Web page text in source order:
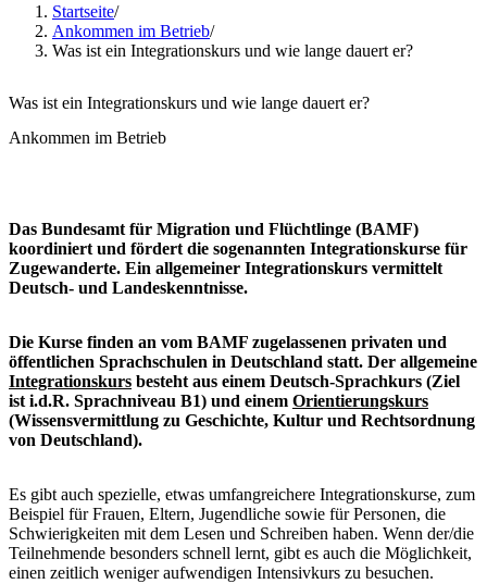
Startseite/
Ankommen im Betrieb/
Was ist ein Integrationskurs und wie lange dauert er?
Was ist ein Integrationskurs und wie lange dauert er?
Ankommen im Betrieb
Das Bundesamt für Migration und Flüchtlinge (BAMF)
koordiniert und fördert die sogenannten Integrationskurse für
Zugewanderte. Ein allgemeiner Integrationskurs vermittelt
Deutsch- und Landeskenntnisse.
Die Kurse finden an vom BAMF zugelassenen privaten und
öffentlichen Sprachschulen in Deutschland statt. Der allgemeine
Integrationskurs besteht aus einem Deutsch-Sprachkurs (Ziel
ist i.d.R. Sprachniveau B1) und einem Orientierungskurs
(Wissensvermittlung zu Geschichte, Kultur und Rechtsordnung
von Deutschland).
Es gibt auch spezielle, etwas umfangreichere Integrationskurse, zum
Beispiel für Frauen, Eltern, Jugendliche sowie für Personen, die
Schwierigkeiten mit dem Lesen und Schreiben haben. Wenn der/die
Teilnehmende besonders schnell lernt, gibt es auch die Möglichkeit,
einen zeitlich weniger aufwendigen Intensivkurs zu besuchen.